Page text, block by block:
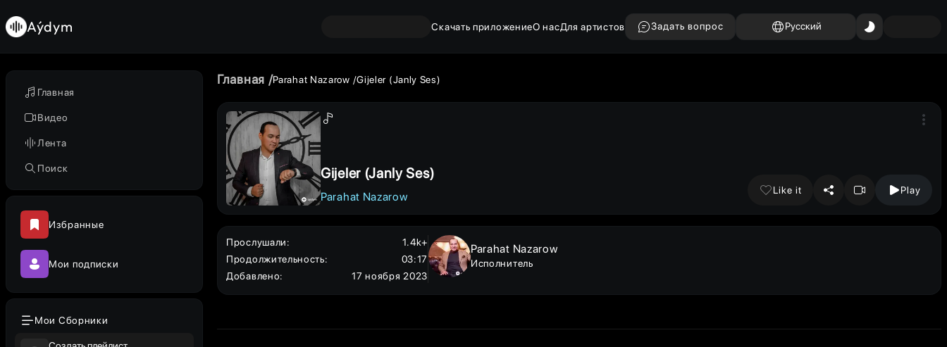
Главная
Видео
Лента
Поиск
Избранные
Мои подписки
Мои Сборники
Aýdym Скачать приложениеО насДля артистов Задать вопрос Русский
Главная Parahat Nazarow Gijeler (Janly Ses)
Gijeler (Janly Ses)
Parahat Nazarow
Like it Play
Прослушали:
1.4k+
Продолжительность:
03:17
Добавлено: 17 ноября 2023
Parahat Nazarow
Исполнитель